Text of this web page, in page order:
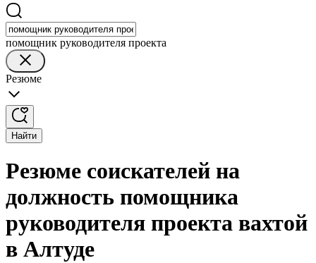
помощник руководителя проекта
Резюме
Найти
Резюме соискателей на
должность помощника
руководителя проекта вахтой
в Алтуде